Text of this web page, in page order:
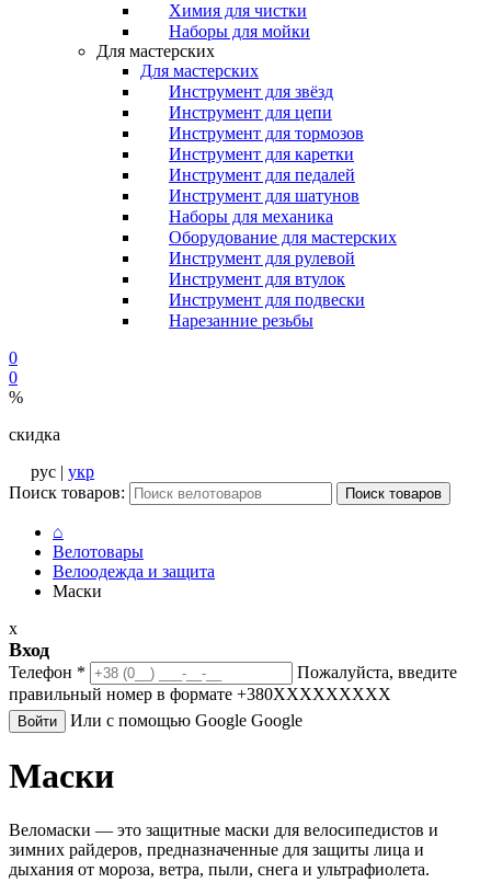
Химия для чистки
Наборы для мойки
Для мастерских
Для мастерских
Инструмент для звёзд
Инструмент для цепи
Инструмент для тормозов
Инструмент для каретки
Инструмент для педалей
Инструмент для шатунов
Наборы для механика
Оборудование для мастерских
Инструмент для рулевой
Инструмент для втулок
Инструмент для подвески
Нарезанние резьбы
0
0
%
скидка
рус | укр
Поиск товаров:
Поиск товаров
⌂
Велотовары
Велоодежда и защита
Маски
x
Вход
Телефон *
Пожалуйста, введите
правильный номер в формате +380XXXXXXXXX
Войти Или с помощью Google Google
Маски
Веломаски — это защитные маски для велосипедистов и
зимних райдеров, предназначенные для защиты лица и
дыхания от мороза, ветра, пыли, снега и ультрафиолета.